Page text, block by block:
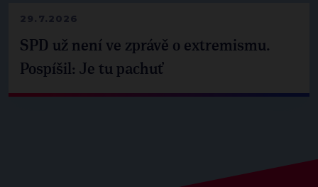
29.7.2026
SPD už není ve zprávě o extremismu.
Pospíšil: Je tu pachuť